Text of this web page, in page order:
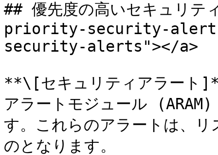
## 優先度の高いセキュリ
priority-security-
security-alerts"></a>
**\[セキュリティアラート
アラートモジュール
す。これらのアラートは、
のとなります。